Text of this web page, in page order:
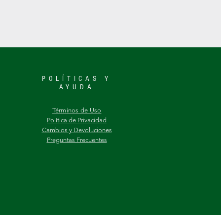
POLÍTICAS Y
AYUDA
​Términos de Uso
Política de Privacidad
Cambios y Devoluciones
Preguntas Frecuentes